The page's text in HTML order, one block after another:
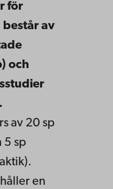
för
består av
och
av 20 sp
5 sp
en